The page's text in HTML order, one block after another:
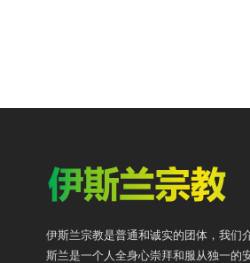
伊斯兰宗教是普通和诚实的团体，我们
斯兰是一个人全身心崇拜和服从独一的安